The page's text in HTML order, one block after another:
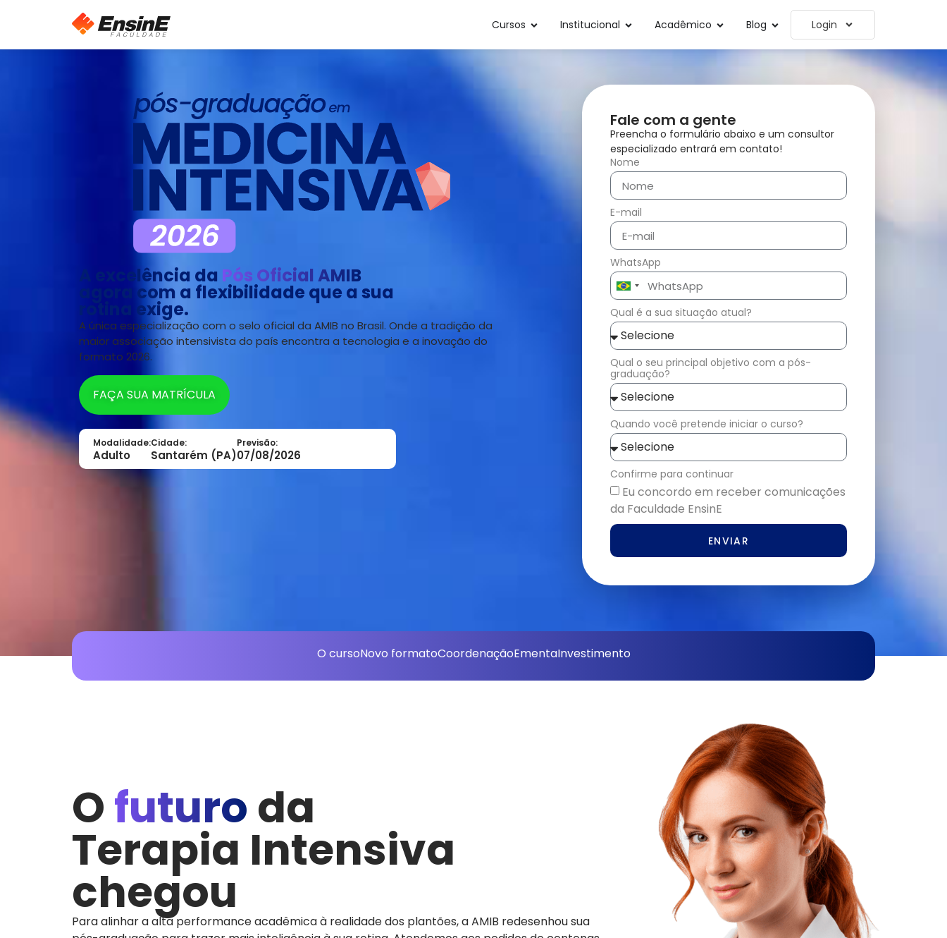
Cursos Institucional Acadêmico Blog Login
A excelência da Pós Oficial AMIB
agora com a flexibilidade que a sua
rotina exige.
A única especialização com o selo oficial da AMIB no Brasil. Onde a tradição da
maior associação intensivista do país encontra a tecnologia e a inovação do
formato 2026.
FAÇA SUA MATRÍCULA
Modalidade:
Adulto
Cidade:
Santarém (PA)
Previsão:
07/08/2026
Fale com a gente
Preencha o formulário abaixo e um consultor
especializado entrará em contato!
Nome
E-mail
WhatsApp
Brazil
+55
Qual é a sua situação atual?
Qual o seu principal objetivo com a pós-
graduação?
Quando você pretende iniciar o curso?
Confirme para continuar
Eu concordo em receber comunicações
da Faculdade EnsinE
ENVIAR
O cursoNovo formatoCoordenaçãoEmentaInvestimento
Ofuturo da
Terapia Intensiva
chegou
Para alinhar a alta performance acadêmica à realidade dos plantões, a AMIB redesenhou sua